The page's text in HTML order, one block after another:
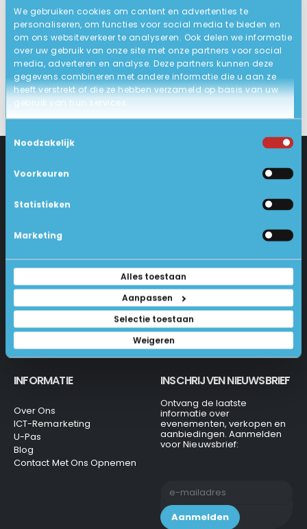
We gebruiken cookies om content en advertenties te
personaliseren, om functies voor social media te bieden en
om ons websiteverkeer te analyseren. Ook delen we informatie
over uw gebruik van onze site met onze partners voor social
media, adverteren en analyse. Deze partners kunnen deze
gegevens combineren met andere informatie die u aan ze
heeft verstrekt of die ze hebben verzameld op basis van uw
gebruik van hun services.
Toestemmingsselectie
Noodzakelijk
Voorkeuren
Statistieken
Marketing
Alles toestaan
Aanpassen
Selectie toestaan
Weigeren
10
BEKIJK HIER/OPTIES
1231 KH Loosdrecht
035-6284312
info@laptops4all.nl
Veel Gestelde Vragen
Algemene Voorwaarden
Privacy Beleid
INFORMATIE
Over Ons
ICT-Remarketing
U-Pas
Blog
Contact Met Ons Opnemen
INSCHRIJVEN NIEUWSBRIEF
Ontvang de laatste
informatie over
evenementen, verkopen en
aanbiedingen. Aanmelden
voor Nieuwsbrief: